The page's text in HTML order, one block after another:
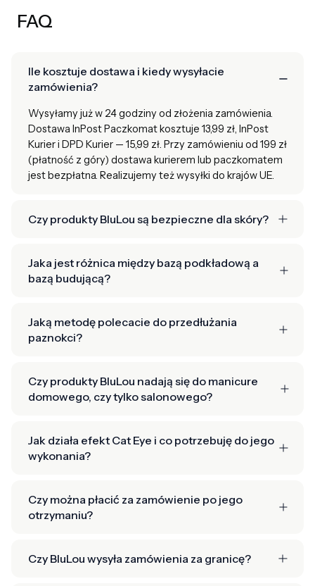
FAQ
Ile kosztuje dostawa i kiedy wysyłacie
zamówienia?
Wysyłamy już w 24 godziny od złożenia zamówienia.
Dostawa InPost Paczkomat kosztuje 13,99 zł, InPost
Kurier i DPD Kurier — 15,99 zł. Przy zamówieniu od 199 zł
(płatność z góry) dostawa kurierem lub paczkomatem
jest bezpłatna. Realizujemy też wysyłki do krajów UE.
Czy produkty BluLou są bezpieczne dla skóry?
Jaka jest różnica między bazą podkładową a
bazą budującą?
Jaką metodę polecacie do przedłużania
paznokci?
Czy produkty BluLou nadają się do manicure
domowego, czy tylko salonowego?
Jak działa efekt Cat Eye i co potrzebuję do jego
wykonania?
Czy można płacić za zamówienie po jego
otrzymaniu?
Czy BluLou wysyła zamówienia za granicę?